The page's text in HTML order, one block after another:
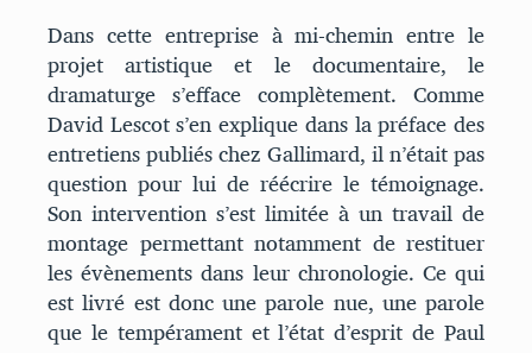
Dans cette entreprise à mi-chemin entre le
projet artistique et le documentaire, le
dramaturge s’efface complètement. Comme
David Lescot s’en explique dans la préface des
entretiens publiés chez Gallimard, il n’était pas
question pour lui de réécrire le témoignage.
Son intervention s’est limitée à un travail de
montage permettant notamment de restituer
les évènements dans leur chronologie. Ce qui
est livré est donc une parole nue, une parole
que le tempérament et l’état d’esprit de Paul